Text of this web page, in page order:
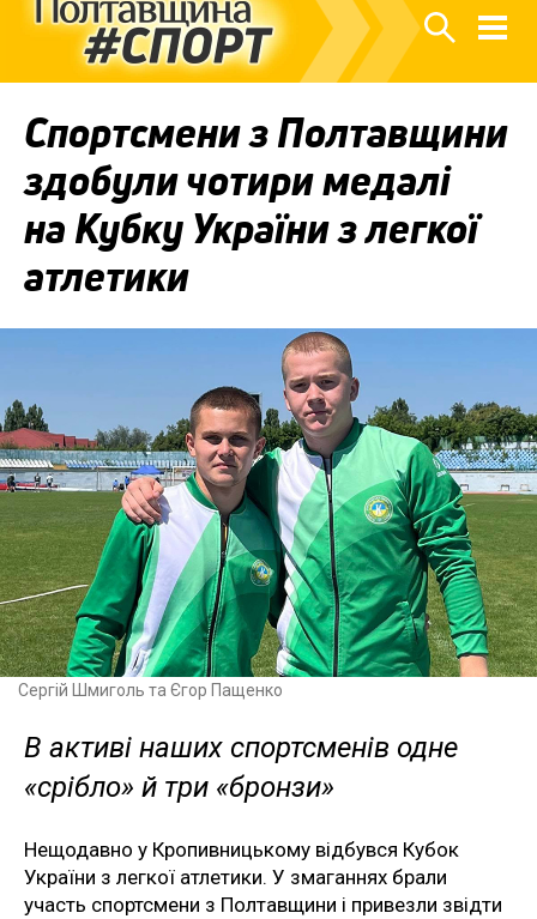
Спортсмени з Полтавщини
здобули чотири медалі
на Кубку України з легкої
атлетики
Сергій Шмиголь та Єгор Пащенко
В активі наших спортсменів одне
«срібло» й три «бронзи»
Нещодавно у Кропивницькому відбувся Кубок
України з легкої атлетики. У змаганнях брали
участь спортсмени з Полтавщини і привезли звідти